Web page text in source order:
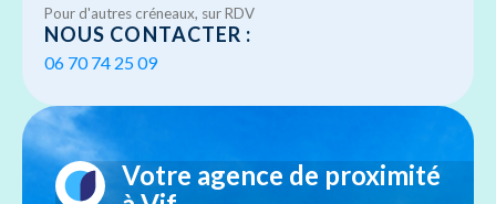
Pour d'autres créneaux, sur RDV
NOUS CONTACTER :
06 70 74 25 09
Votre agence de proximité